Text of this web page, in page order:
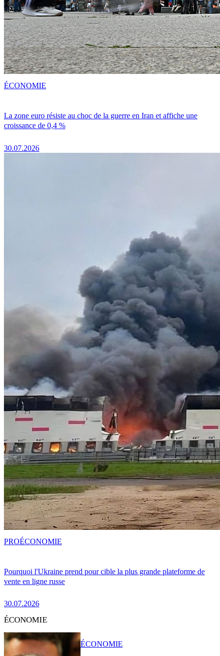
La zone euro résiste au choc de la guerre en Iran et affiche une
croissance de 0,4 %
30.07.2026
ÉCONOMIE
Pourquoi l'Ukraine prend pour cible la plus grande plateforme de
vente en ligne russe
30.07.2026
PROÉCONOMIE
ÉCONOMIE
ÉCONOMIE